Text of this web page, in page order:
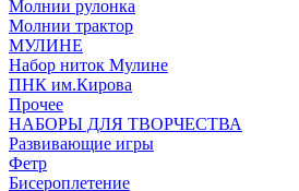
Молнии рулонка
Молнии трактор
МУЛИНЕ
Набор ниток Мулине
ПНК им.Кирова
Прочее
НАБОРЫ ДЛЯ ТВОРЧЕСТВА
Развивающие игры
Фетр
Бисероплетение